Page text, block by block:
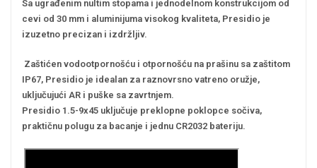
Sa ugrađenim nultim stopama i jednodelnom konstrukcijom od
cevi od 30 mm i aluminijuma visokog kvaliteta, Presidio je
izuzetno precizan i izdržljiv.
Zaštićen vodootpornošću i otpornošću na prašinu sa zaštitom
IP67, Presidio je idealan za raznovrsno vatreno oružje,
uključujući AR i puške sa zavrtnjem.
Presidio 1.5-9x45 uključuje preklopne poklopce sočiva,
praktičnu polugu za bacanje i jednu CR2032 bateriju.